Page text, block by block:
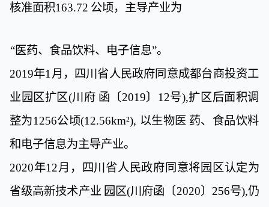
核准面积163.72 公顷，主导产业为
“医药、食品饮料、电子信息”。
2019年1 月，四川省人民政府同意成都台商投资工
业 园区扩区(川府 函〔 2019〕 12号),扩区后面积调
整为1256公顷(12.56km²), 以生物医 药、食品饮料
和电子信息为主导产业。
2020年12月，四川省人民政府同意将园 区认定为
省级高新技术产业 园区(川府函〔 2020〕 256号),仍